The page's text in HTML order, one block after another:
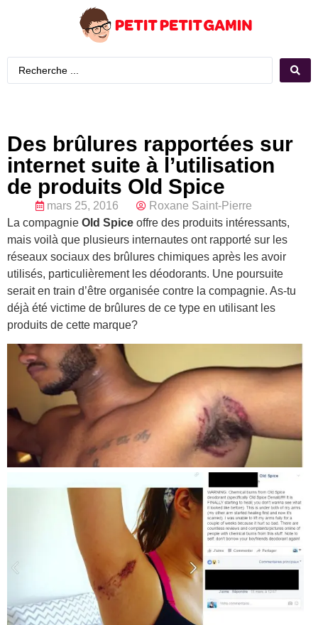
Des brûlures rapportées sur
internet suite à l’utilisation
de produits Old Spice
mars 25, 2016
Roxane Saint-Pierre
La compagnie Old Spice offre des produits intéressants,
mais voilà que plusieurs internautes ont rapporté sur les
réseaux sociaux des brûlures chimiques après les avoir
utilisés, particulièrement les déodorants. Une poursuite
serait en train d’être organisée contre la compagnie. As-tu
déjà été victime de brûlures de ce type en utilisant les
produits de cette marque?